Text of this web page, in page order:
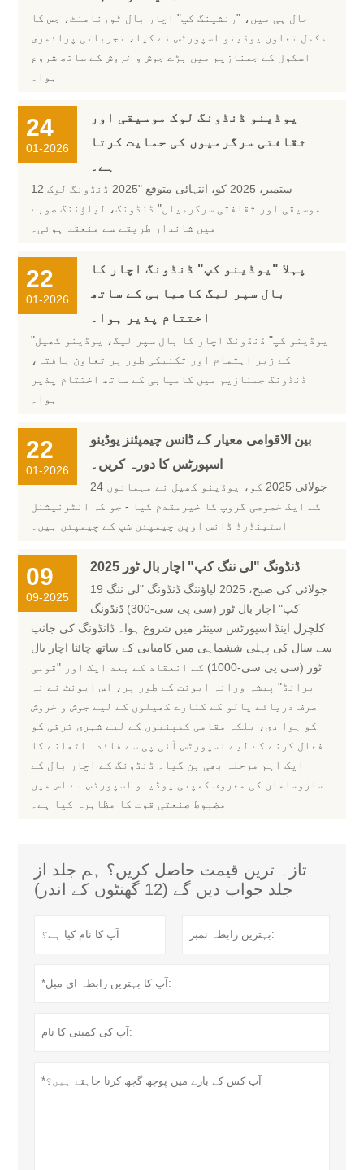
حال ہی میں، "رنشینگ کپ" اچار بال ٹورنامنٹ، جس کا
مکمل تعاون یوڈینو اسپورٹس نے کیا، تجرباتی پرائمری
اسکول کے جمنازیم میں بڑے جوش و خروش کے ساتھ شروع
ہوا۔
24
01-2026
یوڈینو ڈنڈونگ لوک موسیقی اور
ثقافتی سرگرمیوں کی حمایت کرتا
ہے۔
12 ستمبر، 2025 کو، انتہائی متوقع "2025 ڈنڈونگ لوک
موسیقی اور ثقافتی سرگرمیاں" ڈنڈونگ، لیاؤننگ صوبے
میں شاندار طریقے سے منعقد ہوئی۔
22
01-2026
پہلا "یوڈینو کپ" ڈنڈونگ اچار کا
بال سپر لیگ کامیابی کے ساتھ
اختتام پذیر ہوا۔
"یوڈینو کپ" ڈنڈونگ اچار کا بال سپر لیگ، یوڈینو کھیل
کے زیر اہتمام اور تکنیکی طور پر تعاون یافتہ،
ڈنڈونگ جمنازیم میں کامیابی کے ساتھ اختتام پذیر
ہوا۔
22
01-2026
بین الاقوامی معیار کے ڈانس چیمپئنز یوڈینو
اسپورٹس کا دورہ کریں۔
24 جولائی 2025 کو، یوڈینو کھیل نے مہمانوں
کے ایک خصوصی گروپ کا خیرمقدم کیا - جو کہ انٹرنیشنل
اسٹینڈرڈ ڈانس اوپن چیمپئن شپ کے چیمپئن ہیں۔
09
09-2025
2025 ڈنڈونگ "لی ننگ کپ" اچار بال ٹور
19 جولائی کی صبح، 2025 لیاؤننگ ڈنڈونگ "لی ننگ
کپ" اچار بال ٹور (سی پی سی-300) ڈنڈونگ
کلچرل اینڈ اسپورٹس سینٹر میں شروع ہوا۔ ڈانڈونگ کی جانب
سے سال کی پہلی ششماہی میں کامیابی کے ساتھ چائنا اچار بال
ٹور (سی پی سی-1000) کے انعقاد کے بعد ایک اور "قومی
برانڈ" پیشہ ورانہ ایونٹ کے طور پر، اس ایونٹ نے نہ
صرف دریائے یالو کے کنارے کھیلوں کے لیے جوش و خروش
کو ہوا دی، بلکہ مقامی کمپنیوں کے لیے شہری ترقی کو
فعال کرنے کے لیے اسپورٹس آئی پی سے فائدہ اٹھانے کا
ایک اہم مرحلہ بھی بن گیا۔ ڈنڈونگ کے اچار بال کے
سازوسامان کی معروف کمپنی یوڈینو اسپورٹس نے اس میں
مضبوط صنعتی قوت کا مظاہرہ کیا ہے۔
تازہ ترین قیمت حاصل کریں؟ ہم جلد از
جلد جواب دیں گے (12 گھنٹوں کے اندر)